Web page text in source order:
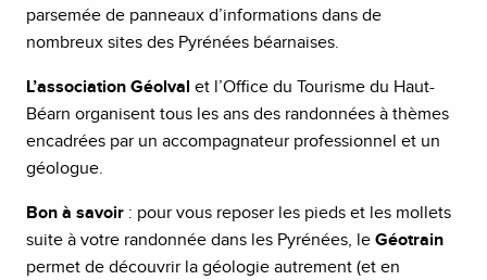
parsemée de panneaux d’informations dans de
nombreux sites des Pyrénées béarnaises.
L’association Géolval et l’Office du Tourisme du Haut-
Béarn organisent tous les ans des randonnées à thèmes
encadrées par un accompagnateur professionnel et un
géologue.
Bon à savoir : pour vous reposer les pieds et les mollets
suite à votre randonnée dans les Pyrénées, le Géotrain
permet de découvrir la géologie autrement (et en